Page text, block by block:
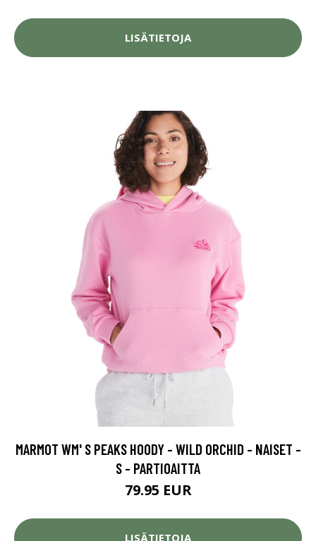
LISÄTIETOJA
MARMOT WM' S PEAKS HOODY - WILD ORCHID - NAISET -
S - PARTIOAITTA
79.95 EUR
LISÄTIETOJA